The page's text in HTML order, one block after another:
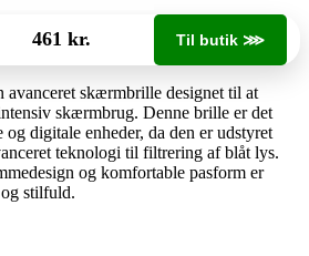
461 kr. Til butik ⋙
skærmbrille designet til at
skærmbrug. Denne brille er det
digitale enheder, da den er udstyret
teknologi til filtrering af blåt lys.
og komfortable pasform er
stilfuld.